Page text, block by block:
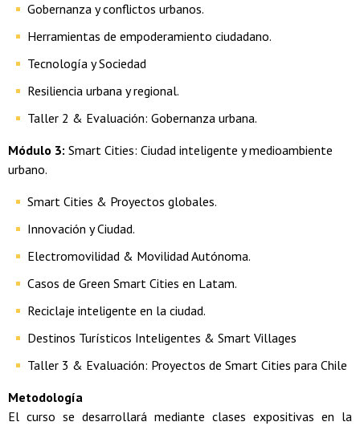
Gobernanza y conflictos urbanos.
Herramientas de empoderamiento ciudadano.
Tecnología y Sociedad
Resiliencia urbana y regional.
Taller 2 & Evaluación: Gobernanza urbana.
Módulo 3: Smart Cities: Ciudad inteligente y medioambiente
urbano.
Smart Cities & Proyectos globales.
Innovación y Ciudad.
Electromovilidad & Movilidad Autónoma.
Casos de Green Smart Cities en Latam.
Reciclaje inteligente en la ciudad.
Destinos Turísticos Inteligentes & Smart Villages
Taller 3 & Evaluación: Proyectos de Smart Cities para Chile
Metodología
El curso se desarrollará mediante clases expositivas en la